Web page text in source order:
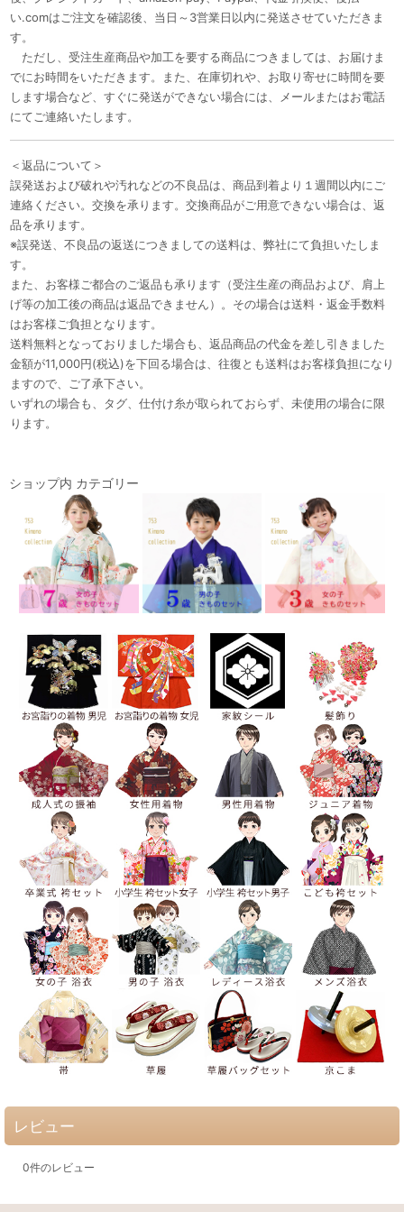
い.comはご注文を確認後、当日～3営業日以内に発送させていただきま
す。
ただし、受注生産商品や加工を要する商品につきましては、お届けま
でにお時間をいただきます。また、在庫切れや、お取り寄せに時間を要
します場合など、すぐに発送ができない場合には、メールまたはお電話
にてご連絡いたします。
＜返品について＞
誤発送および破れや汚れなどの不良品は、商品到着より１週間以内にご
連絡ください。交換を承ります。交換商品がご用意できない場合は、返
品を承ります。
※誤発送、不良品の返送につきましての送料は、弊社にて負担いたしま
す。
また、お客様ご都合のご返品も承ります（受注生産の商品および、肩上
げ等の加工後の商品は返品できません）。その場合は送料・返金手数料
はお客様ご負担となります。
送料無料となっておりました場合も、返品商品の代金を差し引きました
金額が11,000円(税込)を下回る場合は、往復とも送料はお客様負担になり
ますので、ご了承下さい。
いずれの場合も、タグ、仕付け糸が取られておらず、未使用の場合に限
ります。
ショップ内 カテゴリー
レビュー
0件のレビュー